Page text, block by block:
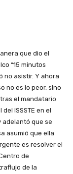
que dio el
“15 minutos
no asistir. Y ahora
no es lo peor, sino
el mandatario
ISSSTE en el
adelantó que se
asumió que ella
es resolver el
de
de la